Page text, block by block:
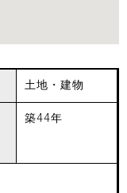
土地・建物
築44年